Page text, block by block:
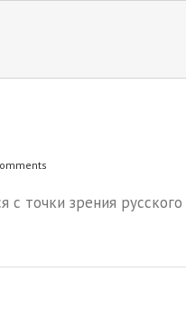
с точки зрения русского